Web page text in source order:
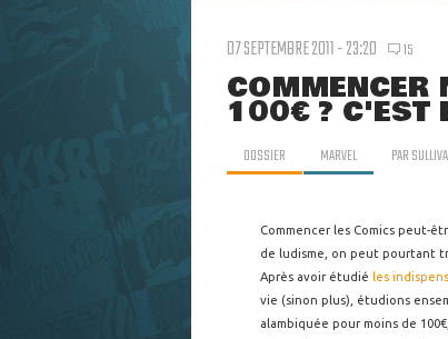
07 SEPTEMBRE 2011 - 23:20 15
COMMENCER
100€ ? C'EST
DOSSIER MARVEL PAR
Commencer les Comics peut-
de ludisme, on peut pourtant
Après avoir étudié les
vie (sinon plus), étudions
alambiquée pour moins de